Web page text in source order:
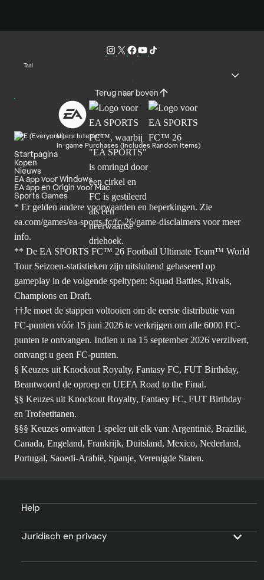
Taal
Terug naar boven
Users Interact
In-game Purchases (Includes Random Items)
Startpagina
Kopen
Nieuws
EA app voor Windows
EA app en Origin voor Mac
Sports Games
* Er gelden andere voorwaarden en beperkingen. Zie
ea.com/games/ea-sports-fc/fc-26/game-disclaimers voor meer
info.
** De EA SPORTS FC™ 26 Football Ultimate Team™ World
Tour Seizoen-statistieken zijn uitsluitend gebaseerd op
gameplay in de volgende speltypen: Squad Battles, Rivals,
Champions en Draft.
††Je moet de stappen voltooien om de eerste distributie van
FC-punten vóór 15 juni 2026 te verkrijgen om alle 6000 FC-
punten te ontvangen. Indien u na 15 september 2026 verzilvert,
ontvangt u geen FC-punten.
§ Keuzes uit Knockout Royalty, Fantasy FC, FUT Birthday,
Beantwoord de oproep en UEFA Road to the Final.
§§ Keuzes uit Knockout Royalty, Fantasy FC, FUT Birthday
en Trofeetitanen.
§§§ Keuzes omvatten 1 speler uit elk van: Argentinië, Brazilië,
Canada, Engeland, Frankrijk, Duitsland, Mexico, Nederland,
Portugal, Saoedi-Arabië, Spanje, Verenigde Staten.
Help
Juridisch en privacy